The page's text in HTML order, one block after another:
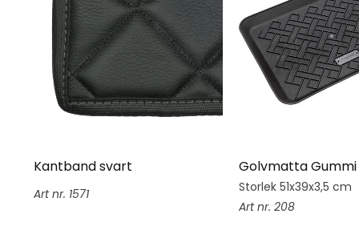
Kantband svart
1571
Golvmatta Gummi
Storlek 51x39x3,5 cm
208